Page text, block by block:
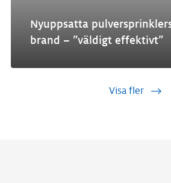
Nyuppsatta
brand – ”väldigt effektivt”
Visa fler